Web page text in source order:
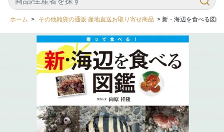
ホーム > その他雑貨の通販 産地直送お取り寄せ商品 > 新・海辺を食べる図鑑